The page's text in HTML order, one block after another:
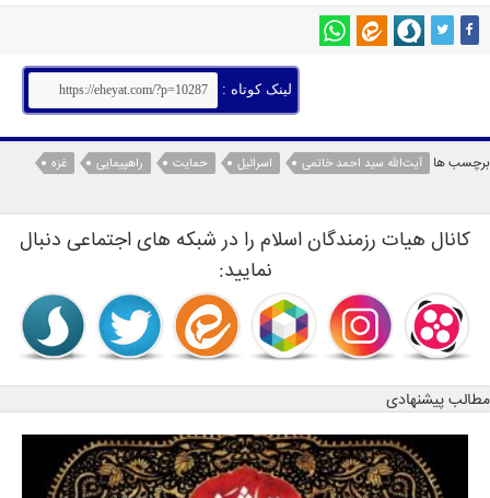
لینک کوتاه :
برچسب ها آیت‌الله سید احمد خاتمی اسرائیل حمایت راهپیمایی غزه
کانال هیات رزمندگان اسلام را در شبکه های اجتماعی دنبال
نمایید:
مطالب پیشنهادی